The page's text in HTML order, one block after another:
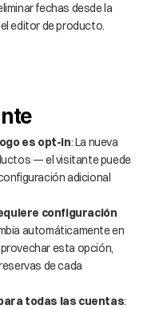
fechas desde la
editor de producto.
es opt-in: La nueva
— el visitante puede
adicional
configuración
automáticamente en
esta opción,
de cada
todas las cuentas: